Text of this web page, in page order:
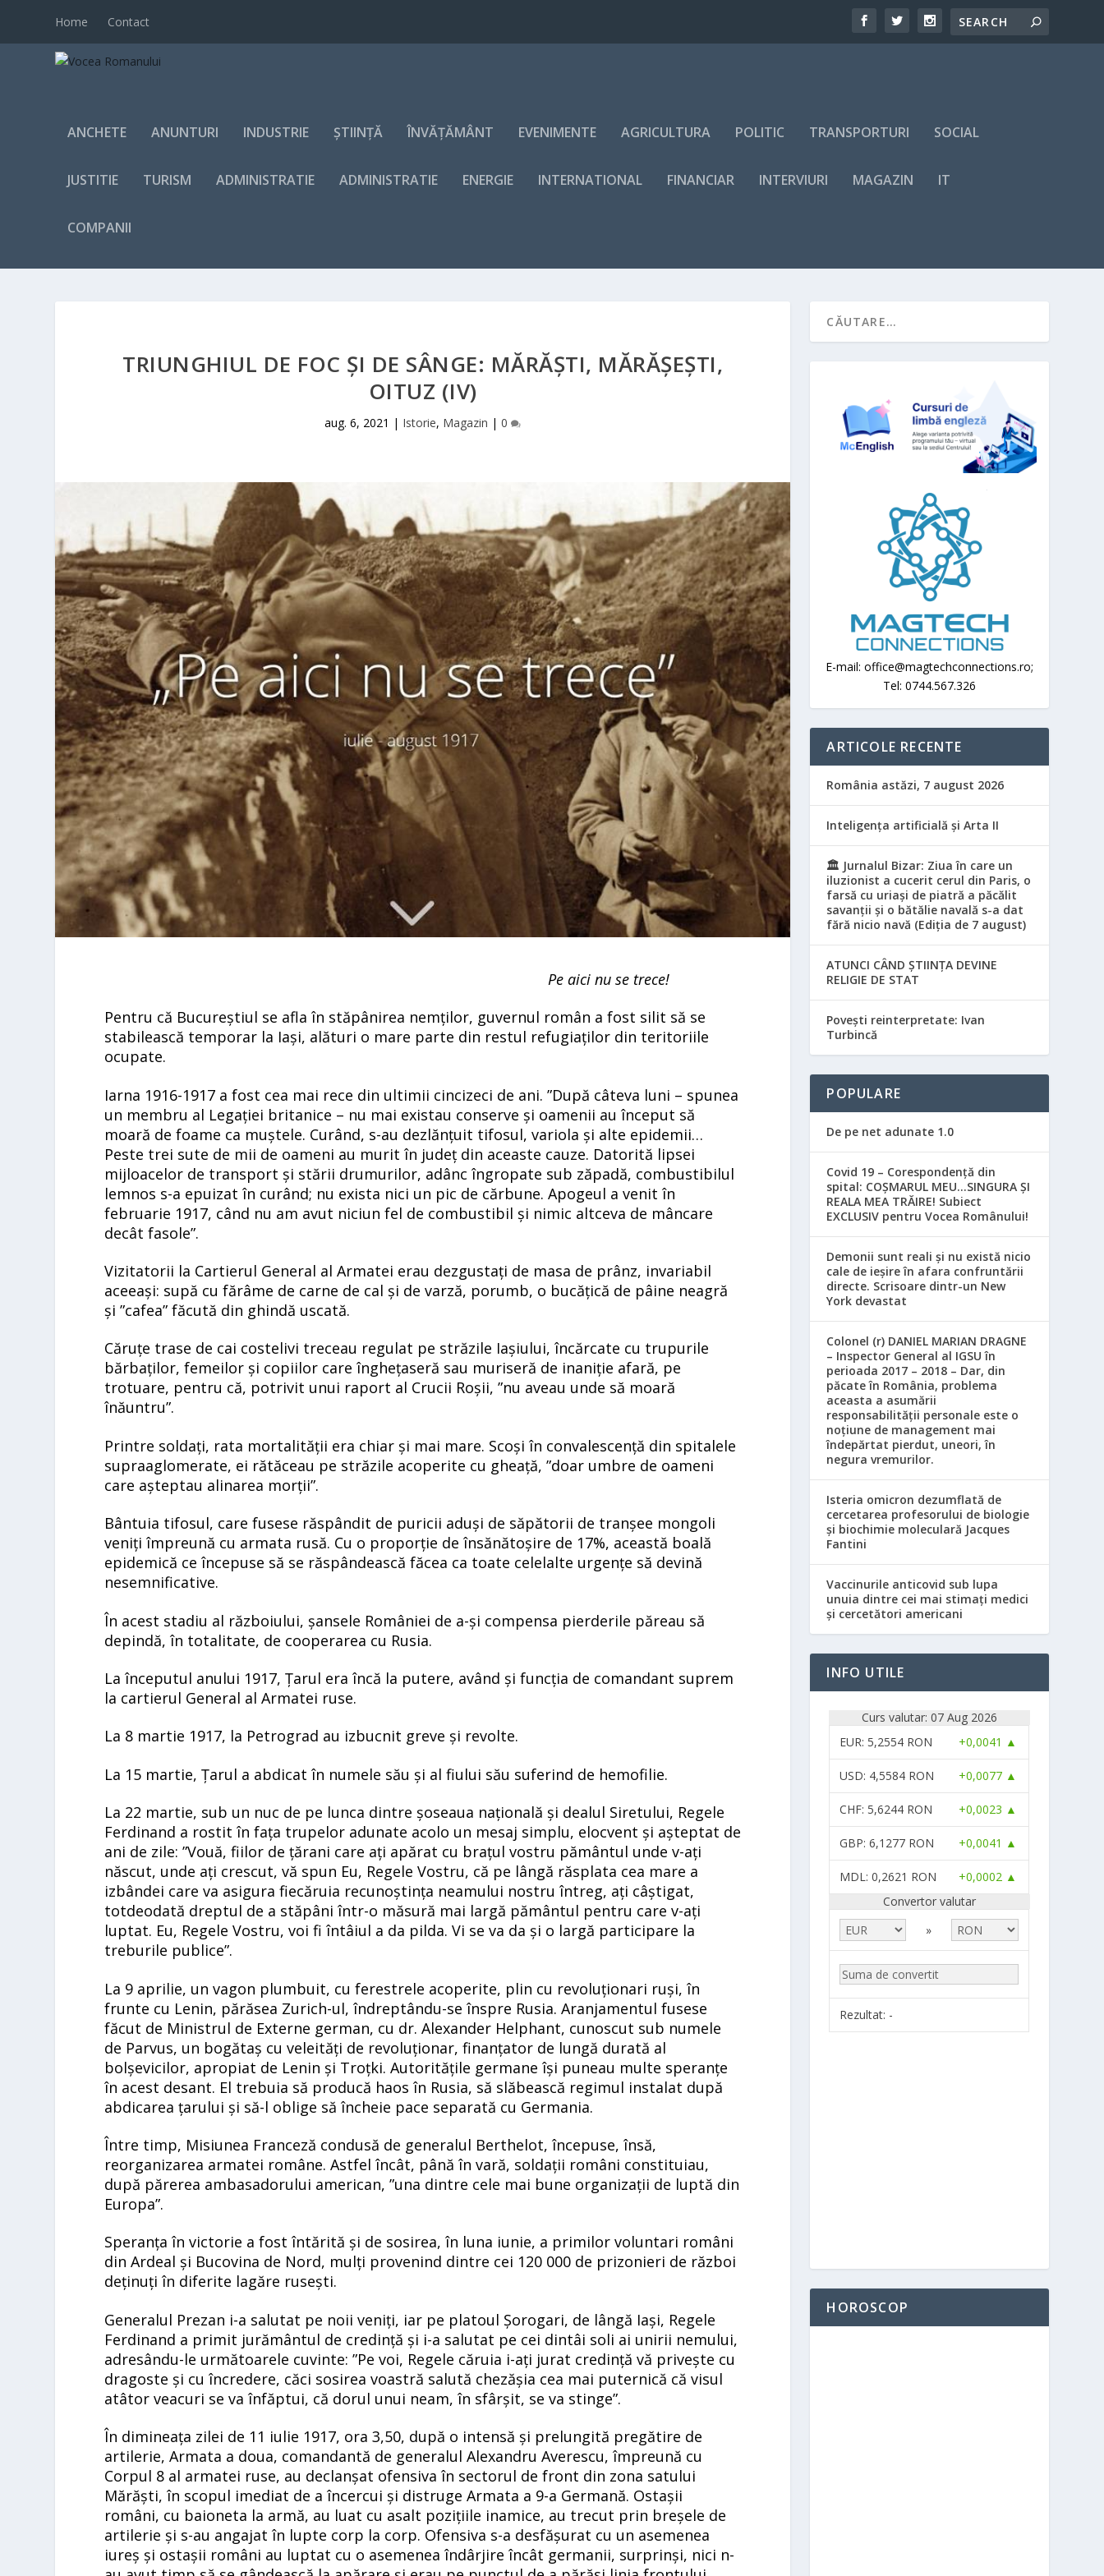
Home Contact
ANCHETE ANUNTURI INDUSTRIE ȘTIINȚĂ ÎNVĂȚĂMÂNT EVENIMENTE AGRICULTURA POLITIC TRANSPORTURI SOCIAL
JUSTITIE TURISM ADMINISTRATIE ADMINISTRATIE ENERGIE INTERNATIONAL FINANCIAR INTERVIURI MAGAZIN IT
COMPANII
TRIUNGHIUL DE FOC ȘI DE SÂNGE: MĂRĂȘTI, MĂRĂȘEȘTI,
OITUZ (IV)
aug. 6, 2021 | Istorie, Magazin |0
Pe aici nu se trece!
Pentru că Bucureștiul se afla în stăpânirea nemților, guvernul român a fost silit să se
stabilească temporar la Iași, alături o mare parte din restul refugiaților din teritoriile
ocupate.
Iarna 1916-1917 a fost cea mai rece din ultimii cincizeci de ani. ”După câteva luni – spunea
un membru al Legației britanice – nu mai existau conserve și oamenii au început să
moară de foame ca muștele. Curând, s-au dezlănțuit tifosul, variola și alte epidemii…
Peste trei sute de mii de oameni au murit în județ din aceaste cauze. Datorită lipsei
mijloacelor de transport și stării drumurilor, adânc îngropate sub zăpadă, combustibilul
lemnos s-a epuizat în curând; nu exista nici un pic de cărbune. Apogeul a venit în
februarie 1917, când nu am avut niciun fel de combustibil și nimic altceva de mâncare
decât fasole”.
Vizitatorii la Cartierul General al Armatei erau dezgustați de masa de prânz, invariabil
aceeași: supă cu fărâme de carne de cal și de varză, porumb, o bucățică de pâine neagră
și ”cafea” făcută din ghindă uscată.
Căruțe trase de cai costelivi treceau regulat pe străzile Iașiului, încărcate cu trupurile
bărbaților, femeilor și copiilor care înghețaseră sau muriseră de inaniție afară, pe
trotuare, pentru că, potrivit unui raport al Crucii Roșii, ”nu aveau unde să moară
înăuntru”.
Printre soldați, rata mortalității era chiar și mai mare. Scoși în convalescență din spitalele
supraaglomerate, ei rătăceau pe străzile acoperite cu gheață, ”doar umbre de oameni
care așteptau alinarea morții”.
Bântuia tifosul, care fusese răspândit de puricii aduși de săpătorii de tranșee mongoli
veniți împreună cu armata rusă. Cu o proporție de însănătoșire de 17%, această boală
epidemică ce începuse să se răspândească făcea ca toate celelalte urgențe să devină
nesemnificative.
În acest stadiu al războiului, șansele României de a-și compensa pierderile păreau să
depindă, în totalitate, de cooperarea cu Rusia.
La începutul anului 1917, Țarul era încă la putere, având și funcția de comandant suprem
la cartierul General al Armatei ruse.
La 8 martie 1917, la Petrograd au izbucnit greve și revolte.
La 15 martie, Țarul a abdicat în numele său și al fiului său suferind de hemofilie.
La 22 martie, sub un nuc de pe lunca dintre șoseaua națională și dealul Siretului, Regele
Ferdinand a rostit în fața trupelor adunate acolo un mesaj simplu, elocvent și așteptat de
ani de zile: ”Vouă, fiilor de țărani care ați apărat cu brațul vostru pământul unde v-ați
născut, unde ați crescut, vă spun Eu, Regele Vostru, că pe lângă răsplata cea mare a
izbândei care va asigura fiecăruia recunoștința neamului nostru întreg, ați câștigat,
totdeodată dreptul de a stăpâni într-o măsură mai largă pământul pentru care v-ați
luptat. Eu, Regele Vostru, voi fi întâiul a da pilda. Vi se va da și o largă participare la
treburile publice”.
La 9 aprilie, un vagon plumbuit, cu ferestrele acoperite, plin cu revoluționari ruși, în
frunte cu Lenin, părăsea Zurich-ul, îndreptându-se înspre Rusia. Aranjamentul fusese
făcut de Ministrul de Externe german, cu dr. Alexander Helphant, cunoscut sub numele
de Parvus, un bogătaș cu veleități de revoluționar, finanțator de lungă durată al
bolșevicilor, apropiat de Lenin și Troțki. Autoritățile germane își puneau multe speranțe
în acest desant. El trebuia să producă haos în Rusia, să slăbească regimul instalat după
abdicarea țarului și să-l oblige să încheie pace separată cu Germania.
Între timp, Misiunea Franceză condusă de generalul Berthelot, începuse, însă,
reorganizarea armatei române. Astfel încât, până în vară, soldații români constituiau,
după părerea ambasadorului american, ”una dintre cele mai bune organizații de luptă din
Europa”.
Speranța în victorie a fost întărită și de sosirea, în luna iunie, a primilor voluntari români
din Ardeal și Bucovina de Nord, mulți provenind dintre cei 120 000 de prizonieri de război
deținuți în diferite lagăre rusești.
Generalul Prezan i-a salutat pe noii veniți, iar pe platoul Șorogari, de lângă Iași, Regele
Ferdinand a primit jurământul de credință și i-a salutat pe cei dintâi soli ai unirii nemului,
adresându-le următoarele cuvinte: ”Pe voi, Regele căruia i-ați jurat credință vă privește cu
dragoste și cu încredere, căci sosirea voastră salută chezășia cea mai puternică că visul
atâtor veacuri se va înfăptui, că dorul unui neam, în sfârșit, se va stinge”.
În dimineața zilei de 11 iulie 1917, ora 3,50, după o intensă și prelungită pregătire de
artilerie, Armata a doua, comandantă de generalul Alexandru Averescu, împreună cu
Corpul 8 al armatei ruse, au declanșat ofensiva în sectorul de front din zona satului
Mărăști, în scopul imediat de a încercui și distruge Armata a 9-a Germană. Ostașii
români, cu baioneta la armă, au luat cu asalt pozițiile inamice, au trecut prin breșele de
artilerie și s-au angajat în lupte corp la corp. Ofensiva s-a desfășurat cu un asemenea
iureș și ostașii români au luptat cu o asemenea îndârjire încât germanii, surprinși, nici n-
E-mail: office@magtechconnections.ro;
Tel: 0744.567.326
ARTICOLE RECENTE
România astăzi, 7 august 2026
Inteligența artificială și Arta II
🏛️ Jurnalul Bizar: Ziua în care un
iluzionist a cucerit cerul din Paris, o
farsă cu uriași de piatră a păcălit
savanții și o bătălie navală s-a dat
fără nicio navă (Ediția de 7 august)
ATUNCI CÂND ȘTIINȚA DEVINE
RELIGIE DE STAT
Povești reinterpretate: Ivan
Turbincă
POPULARE
De pe net adunate 1.0
Covid 19 – Corespondență din
spital: COȘMARUL MEU…SINGURA ȘI
REALA MEA TRĂIRE! Subiect
EXCLUSIV pentru Vocea Românului!
Demonii sunt reali și nu există nicio
cale de ieșire în afara confruntării
directe. Scrisoare dintr-un New
York devastat
Colonel (r) DANIEL MARIAN DRAGNE
– Inspector General al IGSU în
perioada 2017 – 2018 – Dar, din
păcate în România, problema
aceasta a asumării
responsabilităţii personale este o
noţiune de management mai
îndepărtat pierdut, uneori, în
negura vremurilor.
Isteria omicron dezumflată de
cercetarea profesorului de biologie
și biochimie moleculară Jacques
Fantini
Vaccinurile anticovid sub lupa
unuia dintre cei mai stimați medici
și cercetători americani
INFO UTILE
Curs valutar: 07 Aug 2026
EUR: 5,2554 RON +0,0041 ▲
USD: 4,5584 RON +0,0077 ▲
CHF: 5,6244 RON +0,0023 ▲
GBP: 6,1277 RON +0,0041 ▲
MDL : 0,2621 RON
+0,0002 ▲
Convertor valutar
»
Rezultat: -
HOROSCOP